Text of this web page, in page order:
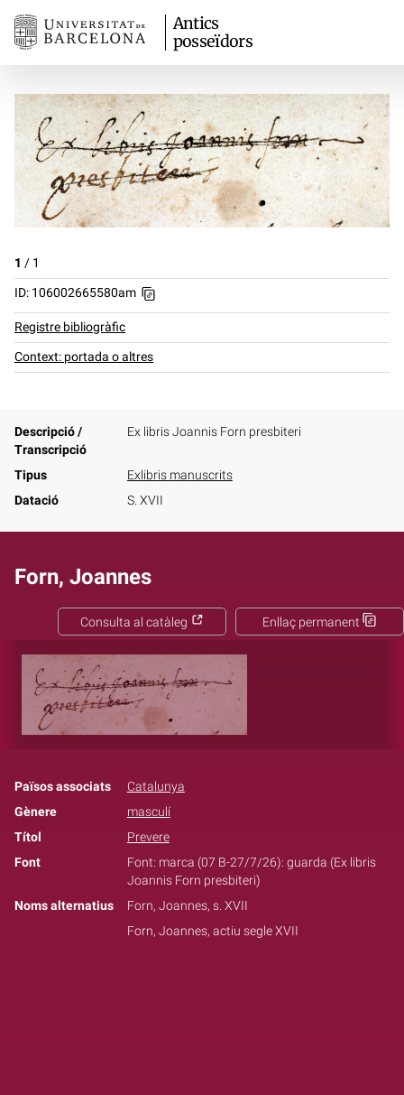
Antics
posseïdors
1 / 1
ID: 106002665580am
Registre bibliogràfic
Context: portada o altres
Descripció /
Transcripció
Ex libris Joannis Forn presbiteri
Tipus
Exlibris manuscrits
Datació
S. XVII
Forn, Joannes
Enllaç permanent
Consulta al catàleg
Països associats
Catalunya
Gènere
masculí
Títol
Prevere
Font
Font: marca (07 B-27/7/26): guarda (Ex libris
Joannis Forn presbiteri)
Noms alternatius
Forn, Joannes, s. XVII
Forn, Joannes, actiu segle XVII